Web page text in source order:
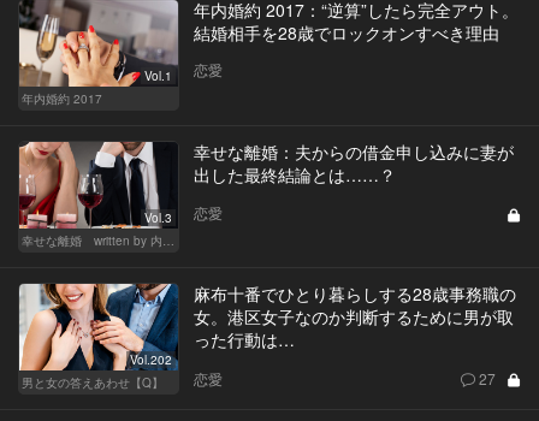
Vol.1
年内婚約 2017
年内婚約 2017：“逆算”したら完全アウト。
結婚相手を28歳でロックオンすべき理由
恋愛
Vol.3
幸せな離婚：夫からの借金申し込みに妻が
出した最終結論とは……？
恋愛
Vol.202
男と女の答えあわせ【Q】
麻布十番でひとり暮らしする28歳事務職の
女。港区女子なのか判断するために男が取
った行動は…
恋愛 27